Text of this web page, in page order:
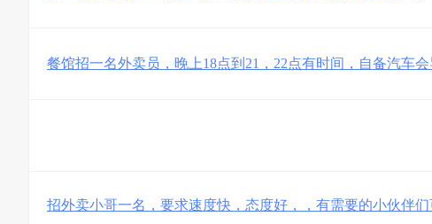
餐馆招一名外卖员，晚上18点到21，22点有时间，自备汽车会
招外卖小哥一名，要求速度快，态度好，，有需要的小伙伴